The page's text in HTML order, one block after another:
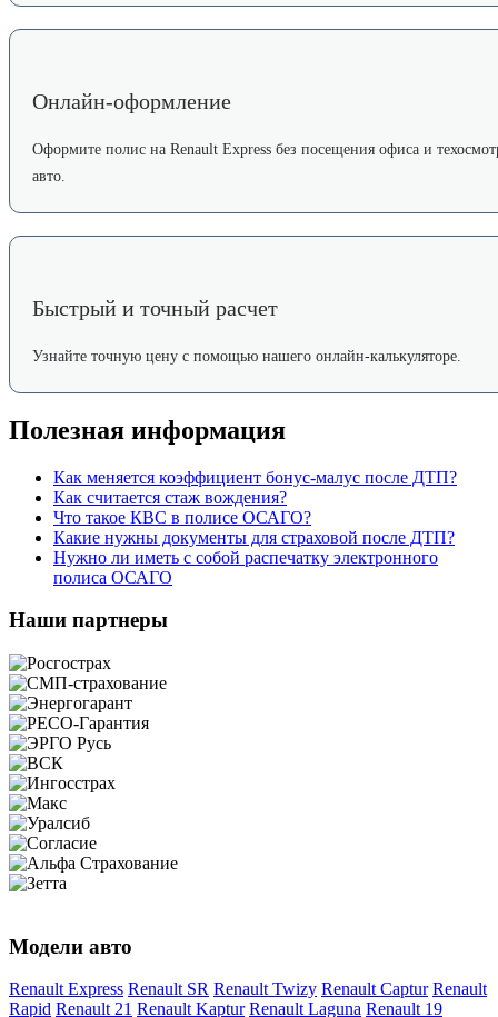
Онлайн-оформление
Оформите полис на Renault Express без посещения офиса и
авто.
Быстрый и точный расчет
Узнайте точную цену с помощью нашего онлайн-калькуляторе.
Полезная информация
Как меняется коэффициент бонус-малус после ДТП?
Как считается стаж вождения?
Что такое КВС в полисе ОСАГО?
Какие нужны документы для страховой после ДТП?
Нужно ли иметь с собой распечатку электронного
полиса ОСАГО
Наши партнеры
Модели авто
Renault Express Renault SR Renault Twizy Renault Captur Renault
Rapid Renault 21 Renault Kaptur Renault Laguna Renault 19